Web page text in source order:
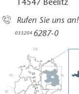
14547 Beelitz
Rufen Sie uns an!
033204 6287-0